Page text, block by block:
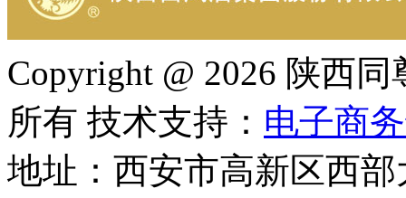
Copyright @ 2026 陕西
所有 技术支持： 电子商
地址：西安市高新区西